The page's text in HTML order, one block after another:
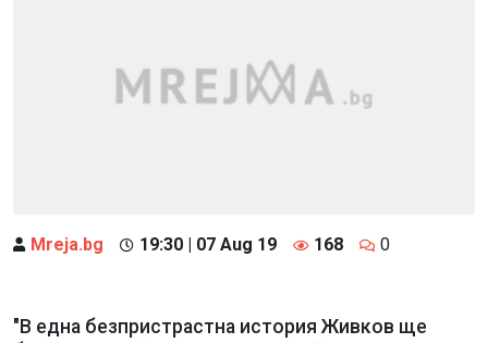
Mreja.bg 19:30 | 07 Aug 19 168 0
"В една безпристрастна история Живков ще